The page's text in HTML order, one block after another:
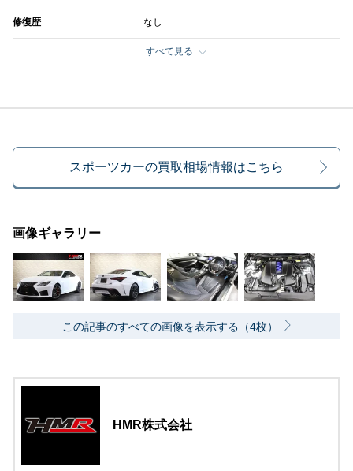
修復歴 なし
すべて見る
スポーツカーの買取相場情報はこちら
画像ギャラリー
この記事のすべての画像を表示する（4枚）
HMR株式会社